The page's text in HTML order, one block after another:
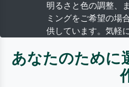
明るさと色の調整、
ミングをご希望の場
供しています。気軽
あなたのために